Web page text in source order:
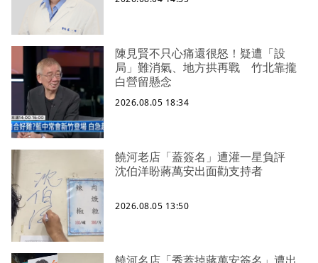
陳見賢不只心痛還很怒！疑遭「設
局」難消氣、地方拱再戰 竹北靠攏
白營留懸念
2026.08.05 18:34
饒河老店「蓋簽名」遭灌一星負評
沈伯洋盼蔣萬安出面勸支持者
2026.08.05 13:50
饒河名店「秀蓋掉蔣萬安簽名」遭出